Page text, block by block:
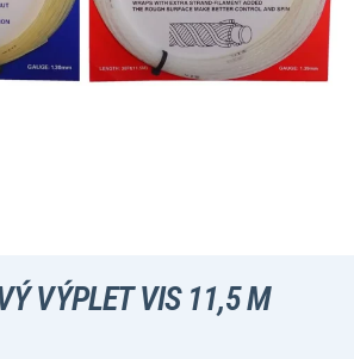
VÝPLET VIS 11,5 M